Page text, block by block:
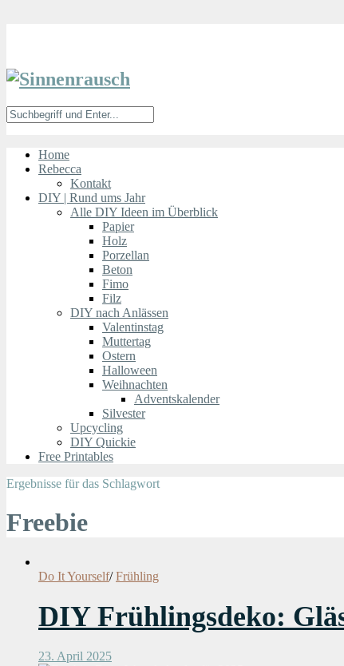
Home
Rebecca
Kontakt
DIY | Rund ums Jahr
Alle DIY Ideen im Überblick
Papier
Holz
Porzellan
Beton
Fimo
Filz
DIY nach Anlässen
Valentinstag
Muttertag
Ostern
Halloween
Weihnachten
Adventskalender
Silvester
Upcycling
DIY Quickie
Free Printables
Ergebnisse für das Schlagwort
Freebie
Do It Yourself/ Frühling
DIY Frühlingsdeko:
23. April 2025